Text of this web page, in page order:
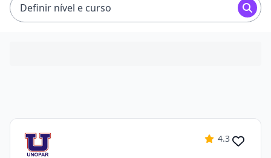
Definir nível e curso
4.3